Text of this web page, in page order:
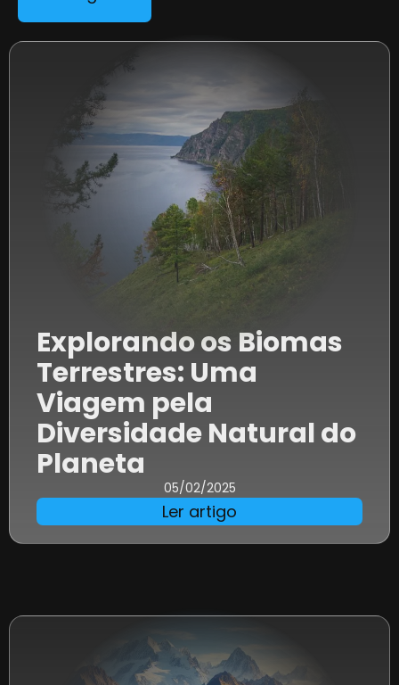
Explorando os Biomas
Terrestres: Uma
Viagem pela
Diversidade Natural do
Planeta
05/02/2025
Ler artigo